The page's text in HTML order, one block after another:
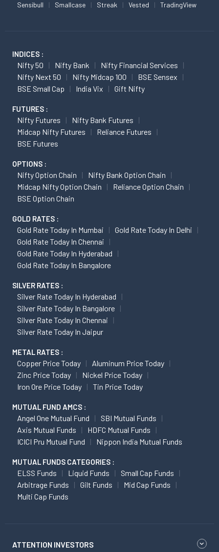
Sensibull Smallcase Streak Vested TradingView
INDICES :
Nifty 50 Nifty Bank
Nifty Financial Services
Nifty Next 50
Nifty Midcap 100
BSE Sensex
BSE Small Cap
India Vix Gift Nifty
FUTURES :
Nifty Futures
Nifty Bank Futures
Midcap Nifty Futures
Reliance Futures
BSE Futures
OPTIONS :
Nifty Option Chain
Nifty Bank Option Chain
Midcap Nifty Option Chain
Reliance Option Chain
BSE Option Chain
GOLD RATES :
Gold Rate Today In Mumbai
Gold Rate Today In Delhi
Gold Rate Today In Chennai
Gold Rate Today In Hyderabad
Gold Rate Today In Bangalore
SILVER RATES :
Silver Rate Today In Hyderabad
Silver Rate Today In Bangalore
Silver Rate Today In Chennai
Silver Rate Today In Jaipur
METAL RATES :
Copper Price Today
Aluminum Price Today
Zinc Price Today
Nickel Price Today
Iron Ore Price Today
Tin Price Today
MUTUAL FUND AMCS :
Angel One Mutual Fund
SBI Mutual Funds
Axis Mutual Funds
HDFC Mutual Funds
ICICI Pru Mutual Fund
Nippon India Mutual Funds
MUTUAL FUNDS CATEGORIES :
ELSS Funds Liquid Funds
Small Cap Funds
Arbitrage Funds
Gilt Funds
Mid Cap Funds
Multi Cap Funds
ATTENTION INVESTORS